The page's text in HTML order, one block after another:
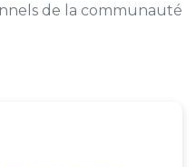
de la communauté